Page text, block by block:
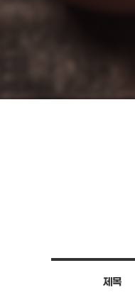
제목